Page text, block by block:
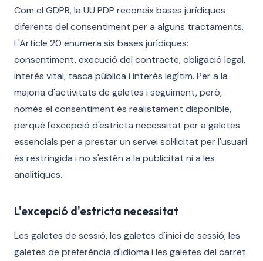
Com el GDPR, la UU PDP reconeix bases jurídiques
diferents del consentiment per a alguns tractaments.
L'Article 20 enumera sis bases jurídiques:
consentiment, execució del contracte, obligació legal,
interès vital, tasca pública i interès legítim. Per a la
majoria d'activitats de galetes i seguiment, però,
només el consentiment és realistament disponible,
perquè l'excepció d'estricta necessitat per a galetes
essencials per a prestar un servei sol·licitat per l'usuari
és restringida i no s'estén a la publicitat ni a les
analítiques.
L'excepció d'estricta necessitat
Les galetes de sessió, les galetes d'inici de sessió, les
galetes de preferència d'idioma i les galetes del carret